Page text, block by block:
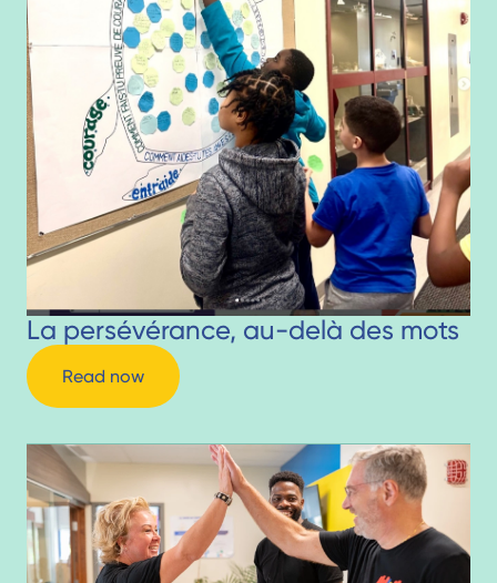
La persévérance, au-delà des mots
Read now